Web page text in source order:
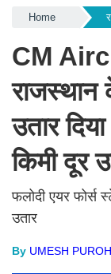
Home
CM
राजस्थान
उतार
किमी दूर
फलोदी एयर फोर्स
उतार
By UMESH